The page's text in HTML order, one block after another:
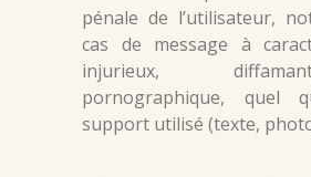
pénale de l’utilisateur,
cas de message à
injurieux,
pornographique, quel
support utilisé (texte,